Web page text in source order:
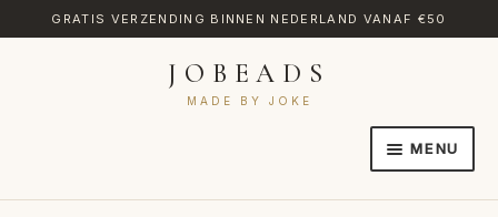
GRATIS VERZENDING BINNEN NEDERLAND VANAF €50
JOBEADS
MADE BY JOKE
MENU